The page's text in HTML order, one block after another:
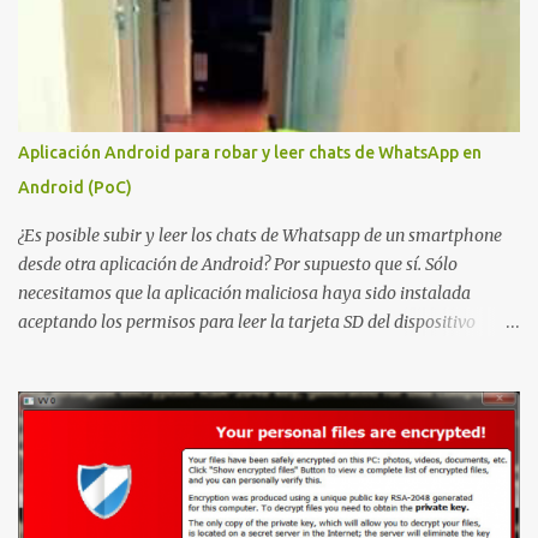
elevación de privilegios que afecta a Microsoft Active Directory
Certificate Services y que, según Microsoft, permite que un usuario
autenticado eleve privilegios a través de la red debido a un
problema de autorización. La vulnerabilidad ha recibido una
puntuación CVSS 8.8 y ya dispone de un Proof of Concept público.
Lo interesante de Certighost no es únicamente la vulnerabilidad,
sino el objetivo final. Mientras muchos ataques contra AD CS
buscan obtener un certificado válido para ...
Aplicación Android para robar y leer chats de WhatsApp en
Android (PoC)
¿Es posible subir y leer los chats de Whatsapp de un smartphone
desde otra aplicación de Android? Por supuesto que sí. Sólo
necesitamos que la aplicación maliciosa haya sido instalada
aceptando los permisos para leer la tarjeta SD del dispositivo
montar nuestro propio Whatsapp Stealer y ahora Bas Bosschert
ha publicado una PoC con unas pocas modificaciones. Para
empezar con la prueba de concepto ( y ojo que digo PoC que nos
conocemos ;) ) tenemos que publicar en nuestro webserver un php
para subir las bases de datos de Whatsapp: <?php // Upload script